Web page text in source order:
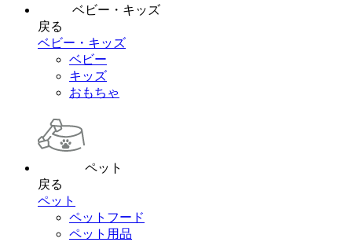
ベビー・キッズ
戻る
ベビー・キッズ
ベビー
キッズ
おもちゃ
ペット
戻る
ペット
ペットフード
ペット用品